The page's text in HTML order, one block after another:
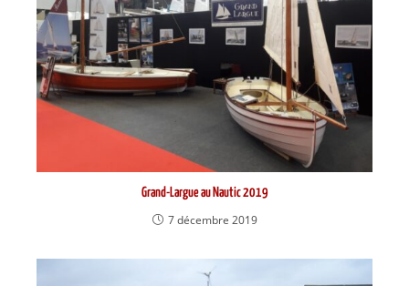
Grand-Largue au Nautic 2019
7 décembre 2019